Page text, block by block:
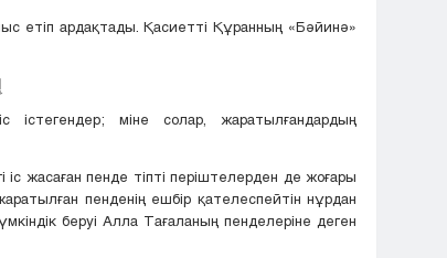
етіп ардақтады. Қасиетті Құранның «Бәйинә»
істегендер; міне солар, жаратылғандардың
жасаған пенде тіпті періштелерден де жоғары
пенденің ешбір қателеспейтін нұрдан
беруі Алла Тағаланың пенделеріне деген